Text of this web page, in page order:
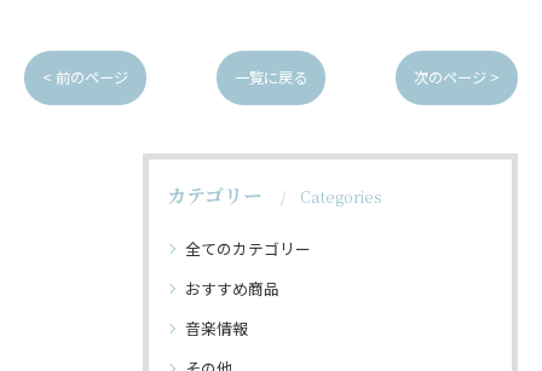
< 前のページ 一覧に戻る 次のページ >
カテゴリー Categories
全てのカテゴリー
おすすめ商品
音楽情報